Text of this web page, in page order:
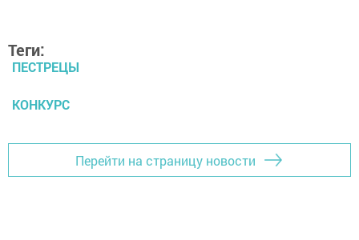
Теги:
ПЕСТРЕЦЫ
КОНКУРС
Перейти на страницу новости